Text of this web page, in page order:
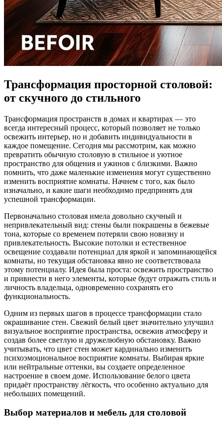
Трансформация просторной столовой:
от скучного до стильного
Трансформация пространств в домах и квартирах — это
всегда интересный процесс, который позволяет не только
освежить интерьер, но и добавить индивидуальности в
каждое помещение. Сегодня мы рассмотрим, как можно
превратить обычную столовую в стильное и уютное
пространство для общения и ужинов с близкими. Важно
помнить, что даже маленькие изменения могут существенно
изменить восприятие комнаты. Начнем с того, как было
изначально, и какие шаги необходимо предпринять для
успешной трансформации.
Первоначально столовая имела довольно скучный и
непривлекательный вид: стены были покрашены в бежевые
тона, которые со временем потеряли свою новизну и
привлекательность. Высокие потолки и естественное
освещение создавали потенциал для яркой и запоминающейся
комнаты, но текущая обстановка явно не соответствовала
этому потенциалу. Идея была проста: освежить пространство
и привнести в него элементы, которые будут отражать стиль и
личность владельца, одновременно сохранять его
функциональность.
Одним из первых шагов в процессе трансформации стало
окрашивание стен. Свежий белый цвет значительно улучшил
визуальное восприятие пространства, освежив атмосферу и
создав более светлую и дружелюбную обстановку. Важно
учитывать, что цвет стен может кардинально изменить
психоэмоциональное восприятие комнаты. Выбирая яркие
или нейтральные оттенки, вы создаете определенное
настроение в своем доме. Использование белого цвета
придаёт пространству лёгкость, что особенно актуально для
небольших помещений.
Выбор материалов и мебель для столовой